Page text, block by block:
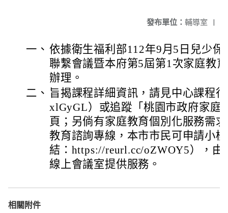
發布單位： 輔導室 |
一、 依據衛生福利部112年9月5日兒少
聯繫會議暨本府第5屆第1次家庭教
辦理。
二、 旨揭課程詳細資訊，請見中心課程
xlGyGL）或追蹤「桃園市政府家庭
頁；另倘有家庭教育個別化服務需
教育諮詢專線，本市市民可申請小
結：https://reurl.cc/oZWOY5），
線上會議室提供服務。
相關附件